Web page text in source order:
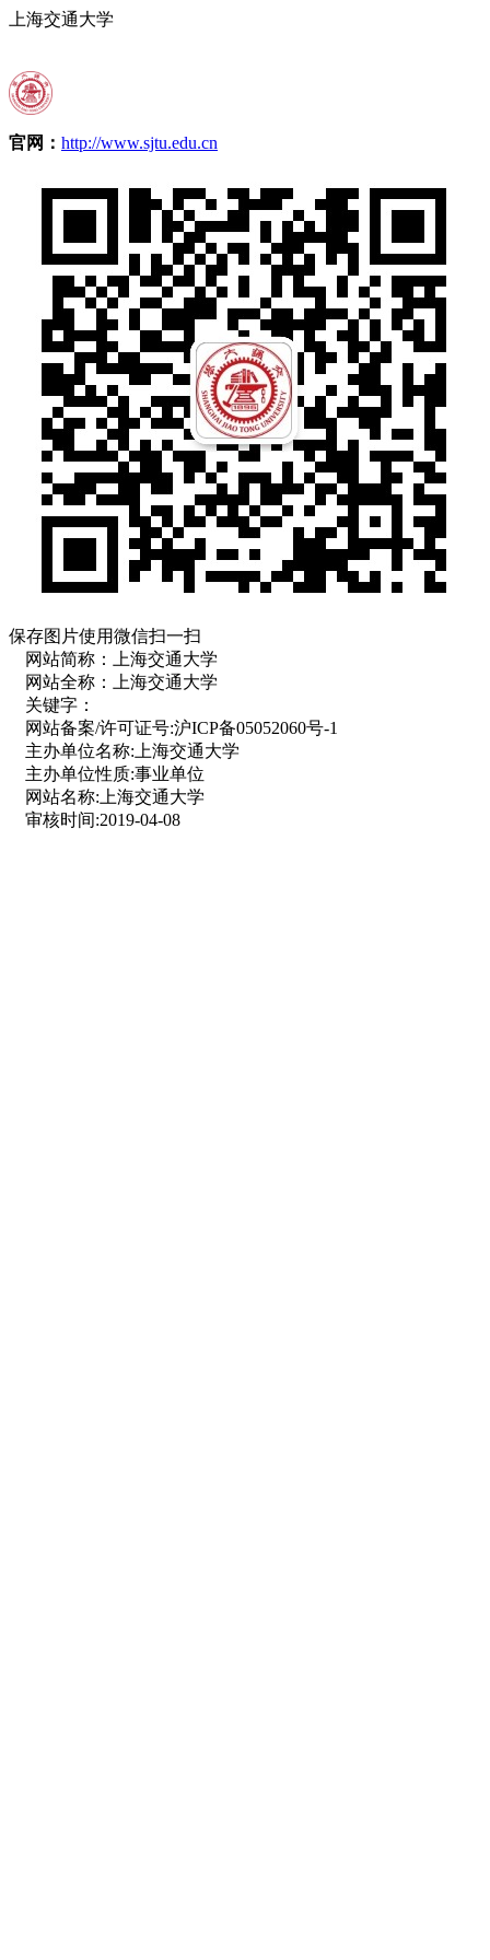
上海交通大学
官网： http://www.sjtu.edu.cn
保存图片使用微信扫一扫
网站简称：
上海交通大学
网站全称：
上海交通大学
关键字：
网站备案/许可证号:沪ICP备05052060号-1
主办单位名称: 上海交通大学
主办单位性质:事业单位
网站名称: 上海交通大学
审核时间:2019-04-08